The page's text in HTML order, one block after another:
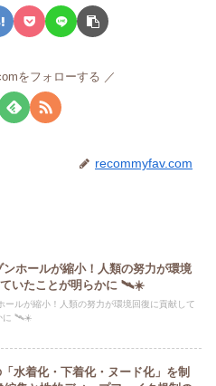
をフォローする
recommyfav.com
ホールが縮小！人類の努力が環境
ていたことが明らかに 🛰️☀️
ールが縮小！人類の努力が環境回復に貢献して
に 🛰️☀️
水着化・下着化・ヌード化」を制